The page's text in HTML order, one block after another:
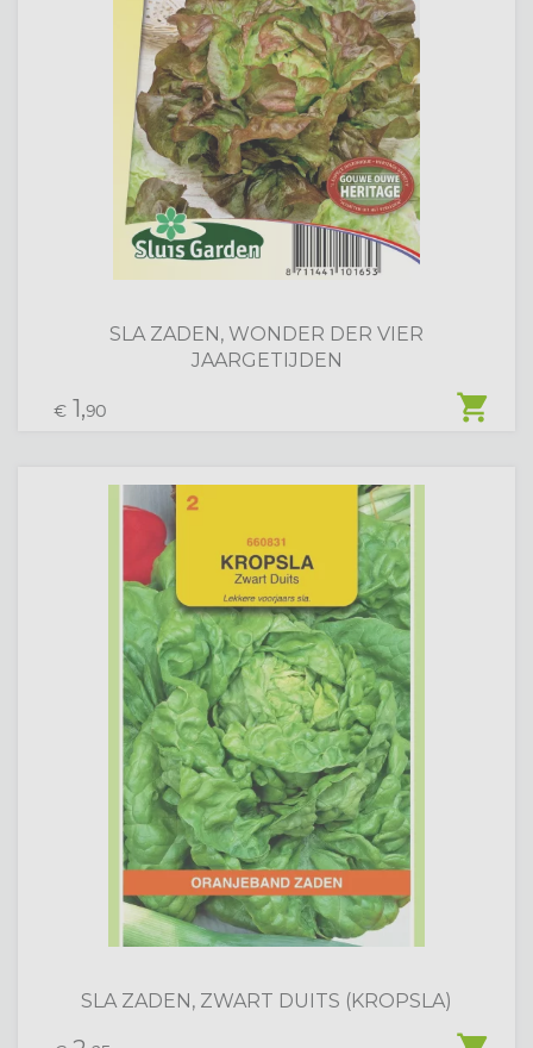
shopping_cart
SLA ZADEN, WONDER DER VIER
JAARGETIJDEN
€ 1,90
SLA ZADEN, ZWART DUITS (KROPSLA)